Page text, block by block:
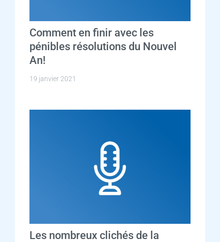
Comment en finir avec les
pénibles résolutions du Nouvel
An!
19 janvier 2021
Les nombreux clichés de la